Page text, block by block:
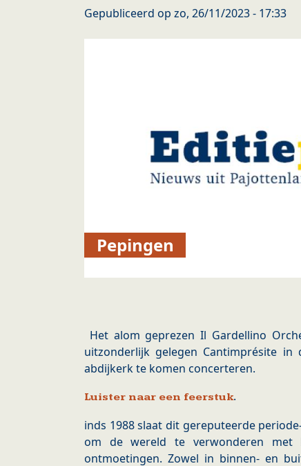
Gepubliceerd op zo, 26/11/2023 - 17:33
Pepingen
Het alom geprezen Il Gardellino
uitzonderlijk gelegen Cantimprésite
abdijkerk te komen concerteren.
Luister naar een feerstuk.
inds 1988 slaat dit gereputeerde
om de wereld te verwonderen met
ontmoetingen. Zowel in binnen- en